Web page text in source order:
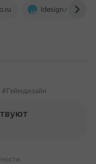
ldesign.space
#Геймдизайн